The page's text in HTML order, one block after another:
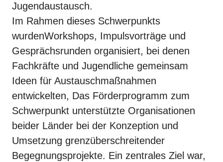
Jugendaustausch.
Im Rahmen dieses Schwerpunkts
wurdenWorkshops, Impulsvorträge und
Gesprächsrunden organisiert, bei denen
Fachkräfte und Jugendliche gemeinsam
Ideen für Austauschmaßnahmen
entwickelten, Das Förderprogramm zum
Schwerpunkt unterstützte Organisationen
beider Länder bei der Konzeption und
Umsetzung grenzüberschreitender
Begegnungsprojekte. Ein zentrales Ziel war,